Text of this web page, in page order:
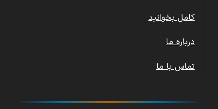
کامل بخوانید
درباره ما
تماس با ما